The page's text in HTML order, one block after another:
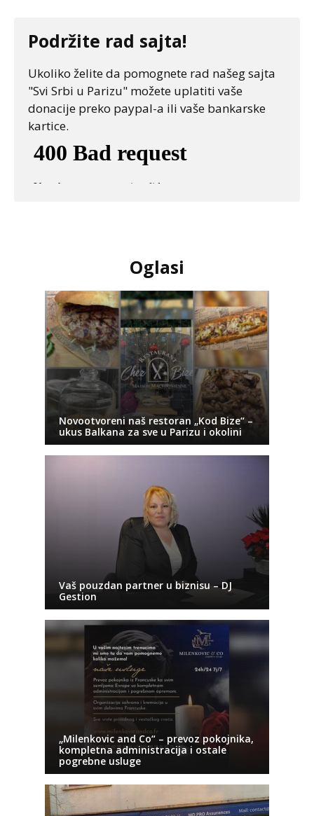
Podržite rad sajta!
Ukoliko želite da pomognete rad našeg sajta
"Svi Srbi u Parizu" možete uplatiti vaše
donacije preko paypal-a ili vaše bankarske
kartice.
Oglasi
Novootvoreni naš restoran „Kod Bize“ –
ukus Balkana za sve u Parizu i okolini
Vaš pouzdan partner u biznisu – DJ
Gestion
„Milenkovic and Co“ – prevoz pokojnika,
kompletna administracija i ostale
pogrebne usluge